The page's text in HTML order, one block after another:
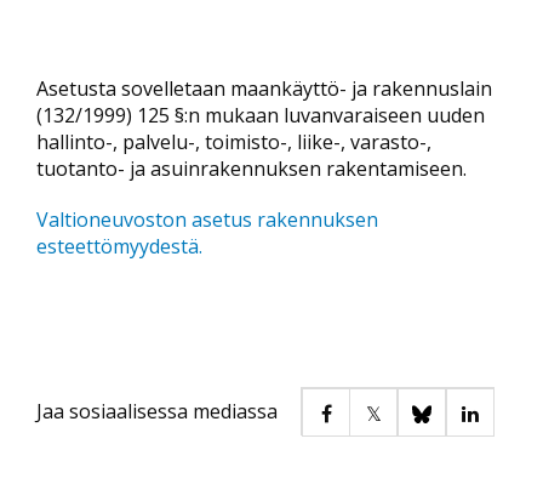
Asetusta sovelletaan maankäyttö- ja rakennuslain
(132/1999) 125 §:n mukaan luvanvaraiseen uuden
hallinto-, palvelu-, toimisto-, liike-, varasto-,
tuotanto- ja asuinrakennuksen rakentamiseen.
Valtioneuvoston asetus rakennuksen
esteettömyydestä.
Jaa sosiaalisessa mediassa